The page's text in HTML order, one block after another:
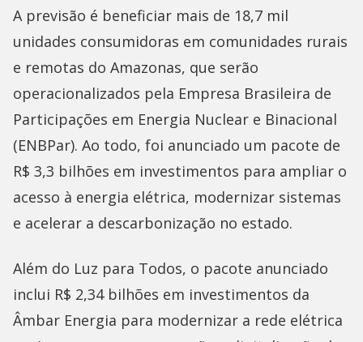
A previsão é beneficiar mais de 18,7 mil
unidades consumidoras em comunidades rurais
e remotas do Amazonas, que serão
operacionalizados pela Empresa Brasileira de
Participações em Energia Nuclear e Binacional
(ENBPar). Ao todo, foi anunciado um pacote de
R$ 3,3 bilhões em investimentos para ampliar o
acesso à energia elétrica, modernizar sistemas
e acelerar a descarbonização no estado.
Além do Luz para Todos, o pacote anunciado
inclui R$ 2,34 bilhões em investimentos da
Âmbar Energia para modernizar a rede elétrica